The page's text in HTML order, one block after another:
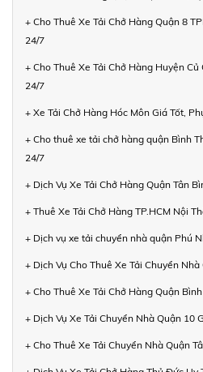
+ Cho Thuê Xe Tải Chở Hàng Quận 8
24/7
+ Cho Thuê Xe Tải Chở Hàng Huyện Củ
24/7
+ Xe Tải Chở Hàng Hóc Môn Giá Tốt,
+ Cho thuê xe tải chở hàng quận Bình
24/7
+ Dịch Vụ Xe Tải Chở Hàng Quận Tân
+ Thuê Xe Tải Chở Hàng TP.HCM Nội
+ Dịch vụ xe tải chuyển nhà quận Phú
+ Dịch Vụ Cho Thuê Xe Tải Chuyển
+ Cho Thuê Xe Tải Chở Hàng Quận
+ Dịch Vụ Xe Tải Chuyển Nhà Quận 10
+ Cho Thuê Xe Tải Chuyển Nhà Quận